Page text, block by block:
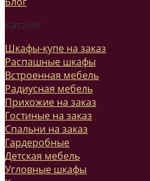
Каталог
Шкафы-купе на заказ
Распашные шкафы
Встроенная мебель
Радиусная мебель
Прихожие на заказ
Гостиные на заказ
Спальни на заказ
Гардеробные
Детская мебель
Угловные шкафы